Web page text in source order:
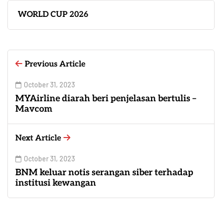
WORLD CUP 2026
Previous Article
October 31, 2023
MYAirline diarah beri penjelasan bertulis –
Mavcom
Next Article
October 31, 2023
BNM keluar notis serangan siber terhadap
institusi kewangan